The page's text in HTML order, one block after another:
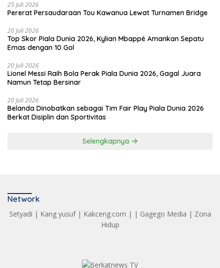
25 Juli 2026
Pererat Persaudaraan Tou Kawanua Lewat Turnamen Bridge
20 Juli 2026
Top Skor Piala Dunia 2026, Kylian Mbappé Amankan Sepatu
Emas dengan 10 Gol
20 Juli 2026
Lionel Messi Raih Bola Perak Piala Dunia 2026, Gagal Juara
Namun Tetap Bersinar
20 Juli 2026
Belanda Dinobatkan sebagai Tim Fair Play Piala Dunia 2026
Berkat Disiplin dan Sportivitas
Selengkapnya
Network
Setyadi | Kang yusuf| Kakceng.com | | Gagego Media | Zona
Hidup